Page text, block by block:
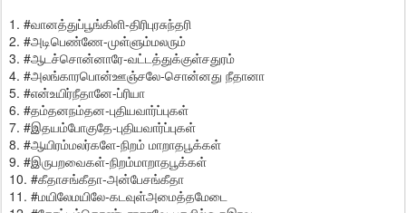
1. #வானத்துப்பூங்கிளி-திரிபுரசுந்தரி
2. #அடிபெண்ணே-முள்ளும்மலரும்
3. #ஆடச்சொன்னாரே-வட்டத்துக்குள்சதுரம்
4. #அலங்காரபொன்ஊஞ்சலே-சொன்னது நீதானா
5. #௭ன்உயிர்நீதானே-ப்ரியா
6. #தம்தனநம்தன-புதியவார்ப்புகள்
7. #இதயம்போகுதே-புதியவார்ப்புகள்
8. #ஆயிரம்மலர்களே-நிறம் மாறாதபூக்கள்
9. #இருபறவைகள்-நிறம்மாறாதபூக்கள்
10. #கீதாசங்கீதா-அன்பேசங்கீதா
11. #மயிலேமயிலே-கடவுள்அமைத்தமேடை